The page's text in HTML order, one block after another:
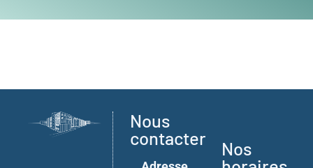
Nous
contacter
Nos